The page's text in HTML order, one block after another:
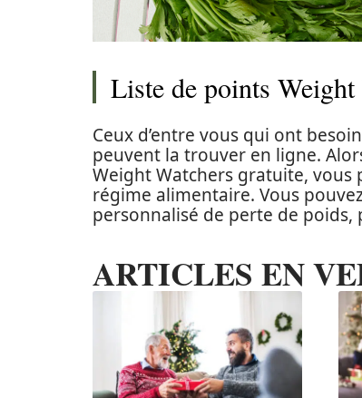
Liste de points Weight
Ceux d’entre vous qui ont
peuvent la trouver en ligne.
Weight Watchers gratuite, vous
régime alimentaire. Vous
personnalisé de perte de poids,
ARTICLES EN